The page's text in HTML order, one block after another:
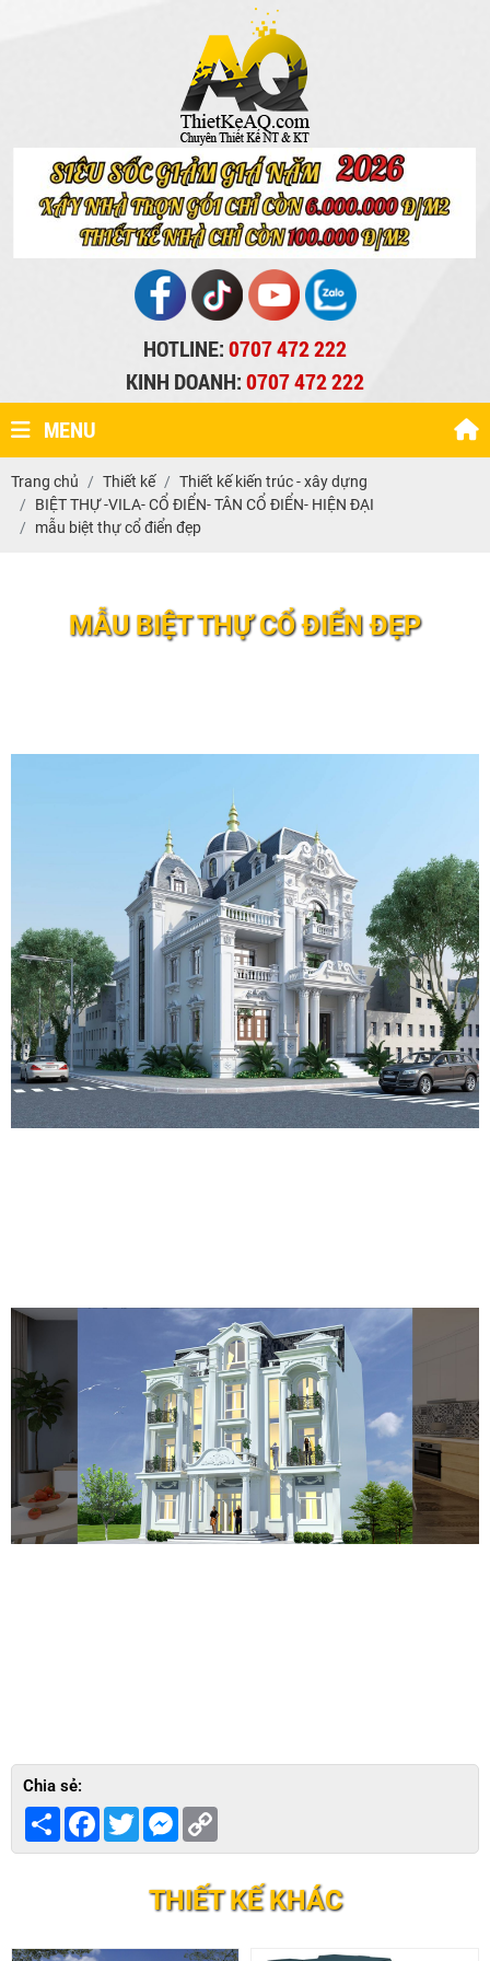
HOTLINE:0707 472 222
KINH DOANH:0707 472 222
MENU
Trang chủ Thiết kế
Thiết kế kiến trúc - xây dựng
BIỆT THỰ -VILA- CỔ ĐIỂN- TÂN CỔ ĐIỂN- HIỆN ĐẠI
mẫu biệt thự cổ điển đẹp
MẪU BIỆT THỰ CỔ ĐIỂN ĐẸP
Chia sẻ:
Share Facebook
TwitterMessenger
THIẾT KẾ KHÁC